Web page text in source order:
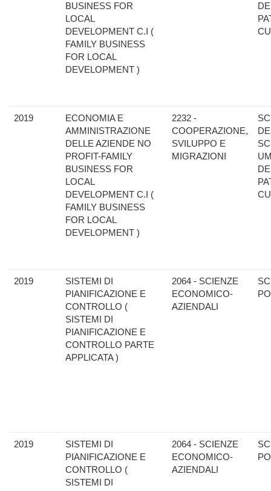
BUSINESS FOR
LOCAL
DEVELOPMENT C.I (
FAMILY BUSINESS
FOR LOCAL
DEVELOPMENT )
2019
ECONOMIA E
AMMINISTRAZIONE
DELLE AZIENDE NO
PROFIT-FAMILY
BUSINESS FOR
LOCAL
DEVELOPMENT C.I (
FAMILY BUSINESS
FOR LOCAL
DEVELOPMENT )
2232 -
COOPERAZIONE,
SVILUPPO E
MIGRAZIONI
2019
SISTEMI DI
PIANIFICAZIONE E
CONTROLLO (
SISTEMI DI
PIANIFICAZIONE E
CONTROLLO PARTE
APPLICATA )
2064 - SCIENZE
ECONOMICO-
AZIENDALI
2019
SISTEMI DI
PIANIFICAZIONE E
CONTROLLO (
SISTEMI DI
2064 - SCIENZE
ECONOMICO-
AZIENDALI